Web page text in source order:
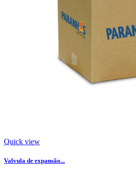
Quick view
Valvula de expansão...